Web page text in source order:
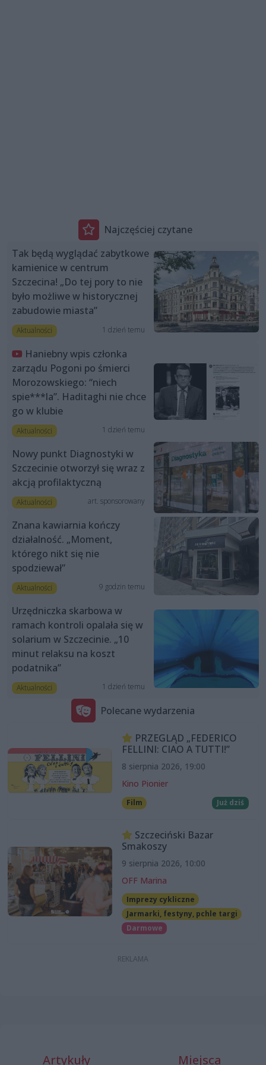
Najczęściej czytane
Tak będą wyglądać zabytkowe
kamienice w centrum
Szczecina! „Do tej pory to nie
było możliwe w historycznej
zabudowie miasta”
Aktualności 1 dzień temu
Haniebny wpis członka
zarządu Pogoni po śmierci
Morozowskiego: “niech
spie***la”. Haditaghi nie chce
go w klubie
Aktualności 1 dzień temu
Nowy punkt Diagnostyki w
Szczecinie otworzył się wraz z
akcją profilaktyczną
Aktualności art. sponsorowany
Znana kawiarnia kończy
działalność. „Moment,
którego nikt się nie
spodziewał”
Aktualności 9 godzin temu
Urzędniczka skarbowa w
ramach kontroli opalała się w
solarium w Szczecinie. „10
minut relaksu na koszt
podatnika”
Aktualności 1 dzień temu
Polecane wydarzenia
PRZEGLĄD „FEDERICO
FELLINI: CIAO A TUTTI!”
8 sierpnia 2026, 19:00
Kino Pionier
Film Już dziś
Szczeciński Bazar
Smakoszy
9 sierpnia 2026, 10:00
OFF Marina
Imprezy cykliczne
Jarmarki, festyny, pchle targi
Darmowe
Artykuły Miejsca